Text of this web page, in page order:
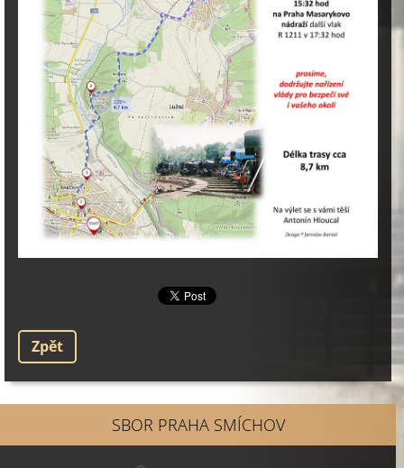
Zpět
SBOR PRAHA SMÍCHOV